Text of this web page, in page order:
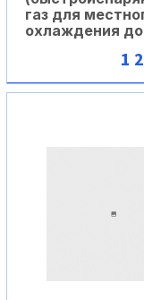
В корзину
газ для
охлаждения до
1